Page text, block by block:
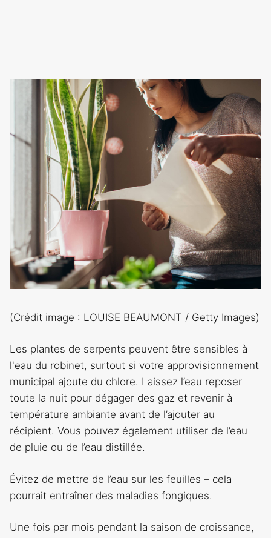
(Crédit image : LOUISE BEAUMONT / Getty Images)
Les plantes de serpents peuvent être sensibles à
l'eau du robinet, surtout si votre approvisionnement
municipal ajoute du chlore. Laissez l’eau reposer
toute la nuit pour dégager des gaz et revenir à
température ambiante avant de l’ajouter au
récipient. Vous pouvez également utiliser de l’eau
de pluie ou de l’eau distillée.
Évitez de mettre de l’eau sur les feuilles – cela
pourrait entraîner des maladies fongiques.
Une fois par mois pendant la saison de croissance,